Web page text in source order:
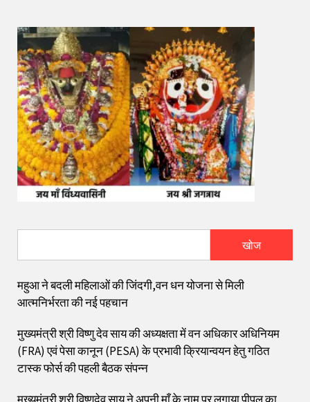
खोज
महुआ ने बदली महिलाओं की जिंदगी,वन धन योजना से मिली
आत्मनिर्भरता की नई पहचान
मुख्यमंत्री श्री विष्णु देव साय की अध्यक्षता में वन अधिकार अधिनियम
(FRA) एवं पेसा कानून (PESA) के प्रभावी क्रियान्वयन हेतु गठित
टास्क फोर्स की पहली बैठक संपन्न